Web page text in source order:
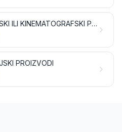
FOTOGRAFSKI ILI KINEMATOGRAFSKI PROIZVODI
PROIZVODI